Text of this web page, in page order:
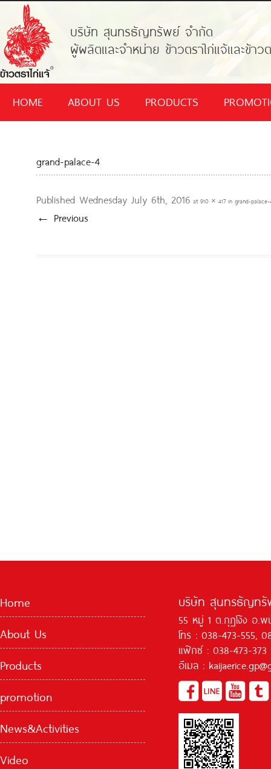
บริษัท สุนทรธัญทรัพย์ จำกัด
ผู้ผลิตและจำหน่าย ข้าวตราไก่แจ้และข้าวต
HOME ABOUT US PRODUCTS
grand-palace-4
Published Wednesday July 6th, 2016 at 910 × 417in grand-
← Previous
Home
About Us
Products
promotion
News&Activities
Video
บริษัท สุนทรธัญทรั
55 หมู่ 1 ต.กุฏโง้ง อ.
โทร : 038-473-555,
แฟ๊กซ์ : 038-473-373
อีเมล :